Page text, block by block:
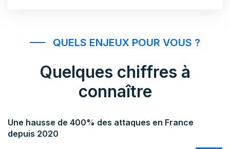
QUELS ENJEUX POUR VOUS ?
Quelques chiffres à
connaître
Une hausse de 400% des attaques en France
depuis 2020